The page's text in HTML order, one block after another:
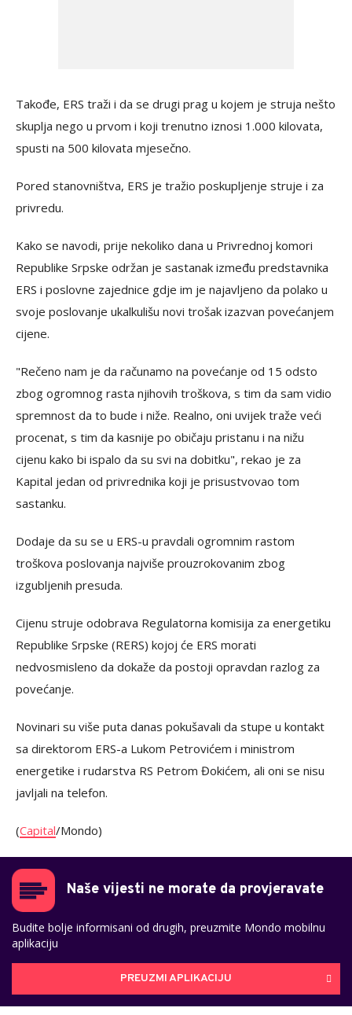
Takođe, ERS traži i da se drugi prag u kojem je struja nešto
skuplja nego u prvom i koji trenutno iznosi 1.000 kilovata,
spusti na 500 kilovata mjesečno.
Pored stanovništva, ERS je tražio poskupljenje struje i za
privredu.
Kako se navodi, prije nekoliko dana u Privrednoj komori
Republike Srpske održan je sastanak između predstavnika
ERS i poslovne zajednice gdje im je najavljeno da polako u
svoje poslovanje ukalkulišu novi trošak izazvan povećanjem
cijene.
"Rečeno nam je da računamo na povećanje od 15 odsto
zbog ogromnog rasta njihovih troškova, s tim da sam vidio
spremnost da to bude i niže. Realno, oni uvijek traže veći
procenat, s tim da kasnije po običaju pristanu i na nižu
cijenu kako bi ispalo da su svi na dobitku", rekao je za
Kapital jedan od privrednika koji je prisustvovao tom
sastanku.
Dodaje da su se u ERS-u pravdali ogromnim rastom
troškova poslovanja najviše prouzrokovanim zbog
izgubljenih presuda.
Cijenu struje odobrava Regulatorna komisija za energetiku
Republike Srpske (RERS) kojoj će ERS morati
nedvosmisleno da dokaže da postoji opravdan razlog za
povećanje.
Novinari su više puta danas pokušavali da stupe u kontakt
sa direktorom ERS-a Lukom Petrovićem i ministrom
energetike i rudarstva RS Petrom Đokićem, ali oni se nisu
javljali na telefon.
(Capital/Mondo)
Naše vijesti ne morate da provjeravate
Budite bolje informisani od drugih, preuzmite Mondo mobilnu
aplikaciju
PREUZMI APLIKACIJU